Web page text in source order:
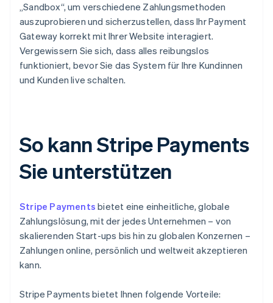
„Sandbox“, um verschiedene Zahlungsmethoden
auszuprobieren und sicherzustellen, dass Ihr Payment
Gateway korrekt mit Ihrer Website interagiert.
Vergewissern Sie sich, dass alles reibungslos
funktioniert, bevor Sie das System für Ihre Kundinnen
und Kunden live schalten.
So kann Stripe Payments
Sie unterstützen
Stripe Payments bietet eine einheitliche, globale
Zahlungslösung, mit der jedes Unternehmen – von
skalierenden Start-ups bis hin zu globalen Konzernen –
Zahlungen online, persönlich und weltweit akzeptieren
kann.
Stripe Payments bietet Ihnen folgende Vorteile: